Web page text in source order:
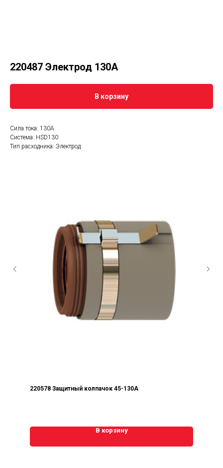
220487 Электрод 130А
В корзину
Сила тока: 130А
Система: HSD130
Тип расходника: Электрод
220578 Защитный колпачок 45-130А
В корзину